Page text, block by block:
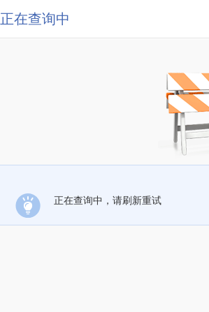
正在查询中
正在查询中，请刷新重试